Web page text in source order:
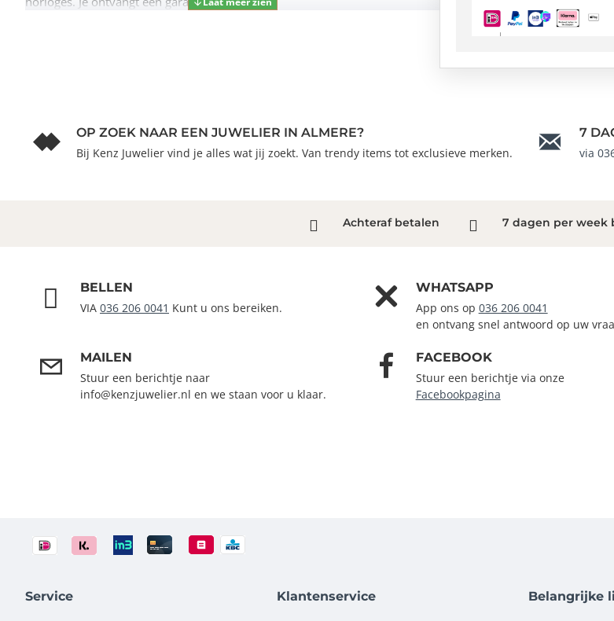
OP ZOEK NAAR EEN JUWELIER IN ALMERE?
Bij Kenz Juwelier vind je alles wat jij zoekt. Van trendy items tot exclusieve merken.
7
via
Achteraf betalen 7 dagen per week
BELLEN
VIA 036 206 0041 Kunt u ons bereiken.
WHATSAPP
App ons op 036 206 0041
en ontvang snel antwoord op uw
MAILEN
Stuur een berichtje naar
info@kenzjuwelier.nl en we staan voor u klaar.
FACEBOOK
Stuur een berichtje via onze
Facebookpagina
Service Klantenservice Belangrijke